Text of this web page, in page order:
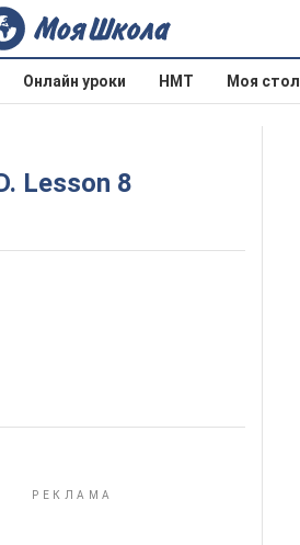
Онлайн уроки НМТ Моя
Lesson 8